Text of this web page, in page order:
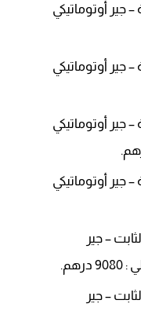
– جير أوتوماتيكي
– جير أوتوماتيكي
– جير أوتوماتيكي
– جير أوتوماتيكي
– جير
– جير